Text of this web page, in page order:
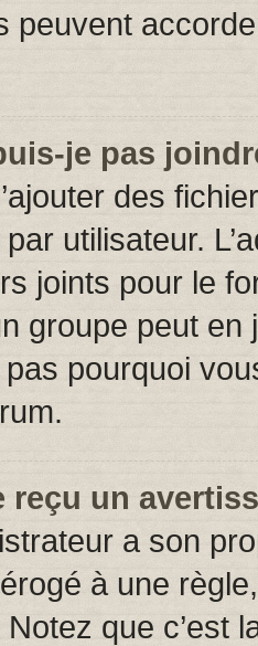
peuvent
je pas
des
utilisateur.
joints pour le
groupe peut en
pourquoi
reçu un
a son
à une
que c’est